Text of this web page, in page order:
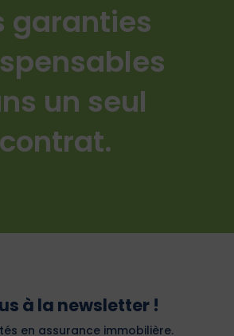
garanties
un seul
contrat.
à la newsletter !
en assurance immobilière.